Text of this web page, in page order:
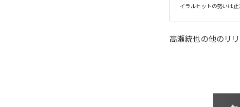
イラルヒットの勢いは止
高瀬統也の他のリリ